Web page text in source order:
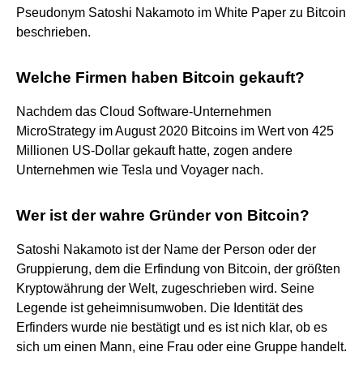
Pseudonym Satoshi Nakamoto im White Paper zu Bitcoin
beschrieben.
Welche Firmen haben Bitcoin gekauft?
Nachdem das Cloud Software-Unternehmen
MicroStrategy im August 2020 Bitcoins im Wert von 425
Millionen US-Dollar gekauft hatte, zogen andere
Unternehmen wie Tesla und Voyager nach.
Wer ist der wahre Gründer von Bitcoin?
Satoshi Nakamoto ist der Name der Person oder der
Gruppierung, dem die Erfindung von Bitcoin, der größten
Kryptowährung der Welt, zugeschrieben wird. Seine
Legende ist geheimnisumwoben. Die Identität des
Erfinders wurde nie bestätigt und es ist nich klar, ob es
sich um einen Mann, eine Frau oder eine Gruppe handelt.